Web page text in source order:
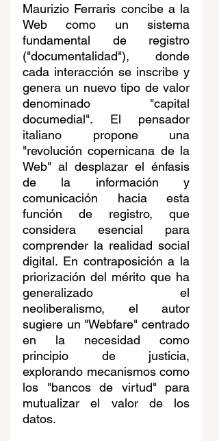
Maurizio Ferraris concibe a la
Web como un sistema
fundamental de registro
("documentalidad"), donde
cada interacción se inscribe y
genera un nuevo tipo de valor
denominado "capital
documedial". El pensador
italiano propone una
"revolución copernicana de la
Web" al desplazar el énfasis
de la información y
comunicación hacia esta
función de registro, que
considera esencial para
comprender la realidad social
digital. En contraposición a la
priorización del mérito que ha
generalizado el
neoliberalismo, el autor
sugiere un "Webfare" centrado
en la necesidad como
principio de justicia,
explorando mecanismos como
los "bancos de virtud" para
mutualizar el valor de los
datos.